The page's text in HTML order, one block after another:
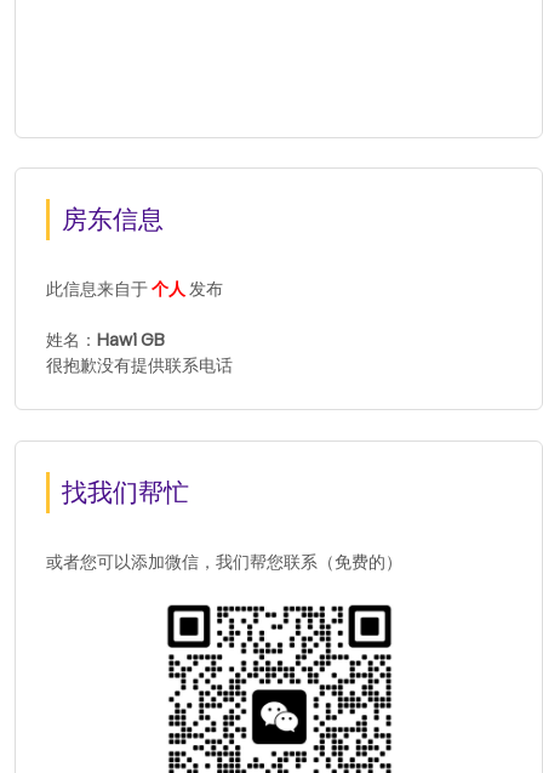
房东信息
此信息来自于个人 发布
姓名： Hawi GB
很抱歉没有提供联系电话
找我们帮忙
或者您可以添加微信，我们帮您联系（免费的）